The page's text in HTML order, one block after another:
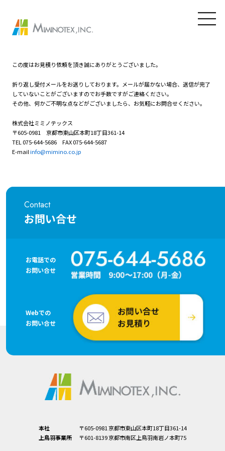
この度はお見積り依頼を頂き誠にありがとうございました。
折り返し受付メールをお送りしております。メールが届かない場合、送信が完了
していないことがございますのでお手数ですがご連絡ください。
その他、何かご不明な点などがございましたら、お気軽にお問合せください。
株式会社ミミノテックス
〒605-0981 京都市東山区本町18丁目361-14
TEL 075-644-5686 FAX 075-644-5687
E-mailinfo@mimino.co.jp
Contact
お問い合せ
お電話での
お問い合せ
Webでの
お問い合せ
本社
〒605-0981 京都市東山区本町18丁目361-14
上鳥羽事業所
〒601-8139 京都市南区上鳥羽南岩ノ本町75